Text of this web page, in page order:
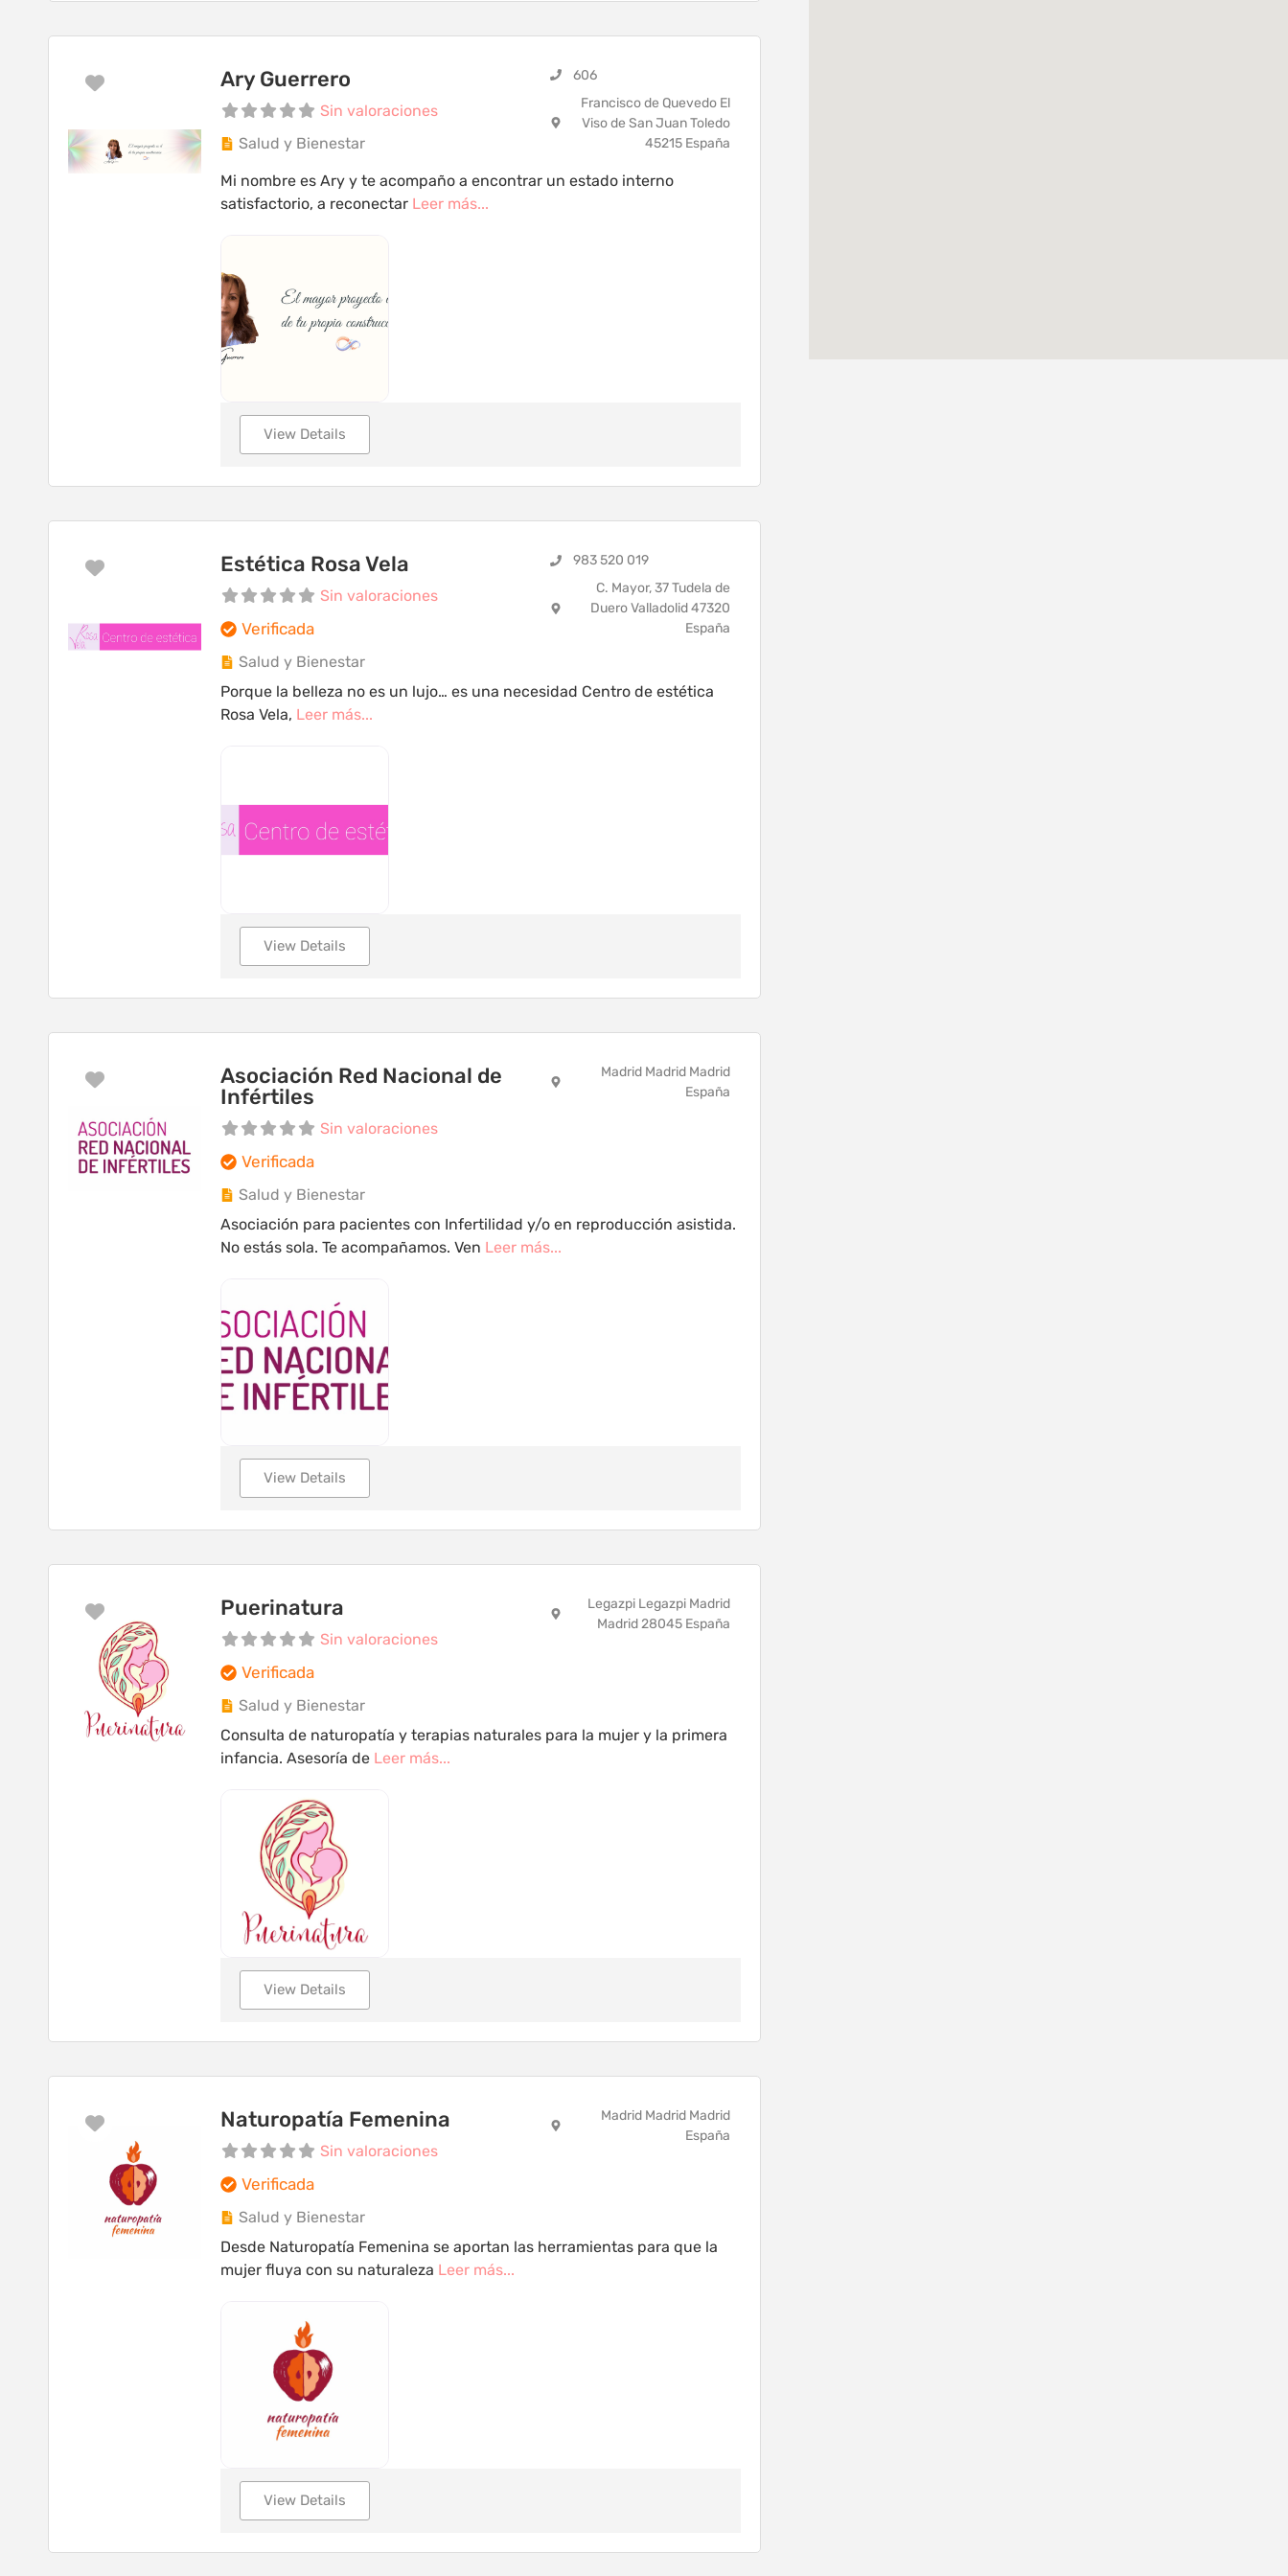
Favorito Ary Guerrero
Sin valoraciones
Salud y Bienestar
606
Francisco de Quevedo El
Viso de San Juan Toledo
45215 España
Mi nombre es Ary y te acompaño a encontrar un estado interno
satisfactorio, a reconectar Leer más...
View Details
Favorito Estética Rosa Vela
Sin valoraciones
Verificada
Salud y Bienestar
983 520 019
C. Mayor, 37 Tudela de
Duero Valladolid 47320
España
Porque la belleza no es un lujo… es una necesidad Centro de estética
Rosa Vela, Leer más...
View Details
Favorito
Asociación Red Nacional de
Infértiles
Sin valoraciones
Verificada
Salud y Bienestar
Madrid Madrid Madrid
España
Asociación para pacientes con Infertilidad y/o en reproducción asistida.
No estás sola. Te acompañamos. Ven Leer más...
View Details
Favorito Puerinatura
Sin valoraciones
Verificada
Salud y Bienestar
Legazpi Legazpi Madrid
Madrid 28045 España
Consulta de naturopatía y terapias naturales para la mujer y la primera
infancia. Asesoría de Leer más...
View Details
Favorito Naturopatía Femenina
Sin valoraciones
Verificada
Salud y Bienestar
Madrid Madrid Madrid
España
Desde Naturopatía Femenina se aportan las herramientas para que la
mujer fluya con su naturaleza Leer más...
View Details